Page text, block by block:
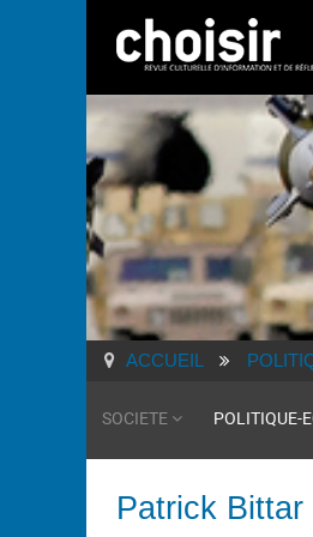
ACCUEIL
SOCIETE POLITIQUE-
Patrick Bittar